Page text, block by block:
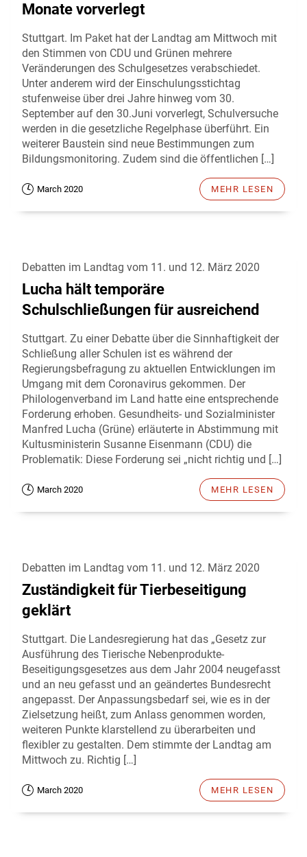
Monate vorverlegt
Stuttgart. Im Paket hat der Landtag am Mittwoch mit
den Stimmen von CDU und Grünen mehrere
Veränderungen des Schulgesetzes verabschiedet.
Unter anderem wird der Einschulungsstichtag
stufenweise über drei Jahre hinweg vom 30.
September auf den 30.Juni vorverlegt, Schulversuche
werden in die gesetzliche Regelphase überführt. Ein
weiterer Baustein sind neue Bestimmungen zum
Bildungsmonitoring. Zudem sind die öffentlichen […]
March 2020 MEHR LESEN
Debatten im Landtag vom 11. und 12. März 2020
Lucha hält temporäre
Schulschließungen für ausreichend
Stuttgart. Zu einer Debatte über die Sinnhaftigkeit der
Schließung aller Schulen ist es während der
Regierungsbefragung zu aktuellen Entwicklungen im
Umgang mit dem Coronavirus gekommen. Der
Philologenverband im Land hatte eine entsprechende
Forderung erhoben. Gesundheits- und Sozialminister
Manfred Lucha (Grüne) erläuterte in Abstimmung mit
Kultusministerin Susanne Eisenmann (CDU) die
Problematik: Diese Forderung sei „nicht richtig und […]
March 2020 MEHR LESEN
Debatten im Landtag vom 11. und 12. März 2020
Zuständigkeit für Tierbeseitigung
geklärt
Stuttgart. Die Landesregierung hat das „Gesetz zur
Ausführung des Tierische Nebenprodukte-
Beseitigungsgesetzes aus dem Jahr 2004 neugefasst
und an neu gefasst und an geändertes Bundesrecht
angepasst. Der Anpassungsbedarf sei, wie es in der
Zielsetzung heißt, zum Anlass genommen worden,
weiteren Punkte klarstellend zu überarbeiten und
flexibler zu gestalten. Dem stimmte der Landtag am
Mittwoch zu. Richtig […]
March 2020 MEHR LESEN